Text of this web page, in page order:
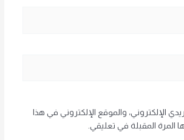
الإلكتروني، والموقع الإلكتروني في هذا
المرة المقبلة في تعليقي.